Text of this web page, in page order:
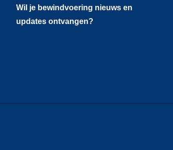
Wil je bewindvoering nieuws en
updates ontvangen?